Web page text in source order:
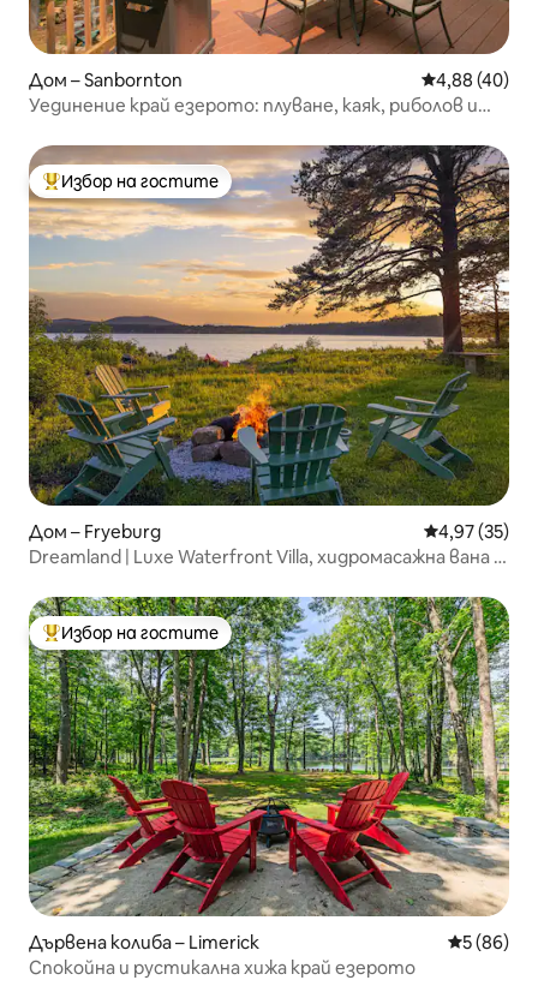
Дом – Sanbornton Средна
4,88 (40)
Уединение край езерото: плуване, каяк, риболов и
Най-популярен избор на гостите
Избор на гостите
Дом – Fryeburg Средна
4,97 (35)
Dreamland | Luxe Waterfront Villa, хидромасажна вана +
Най-популярен избор на гостите
Избор на гостите
Дървена колиба – Limerick Средна
5 (86)
Спокойна и рустикална хижа край езерото